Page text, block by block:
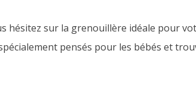
hésitez sur la grenouillère idéale pour
pensés pour les bébés et